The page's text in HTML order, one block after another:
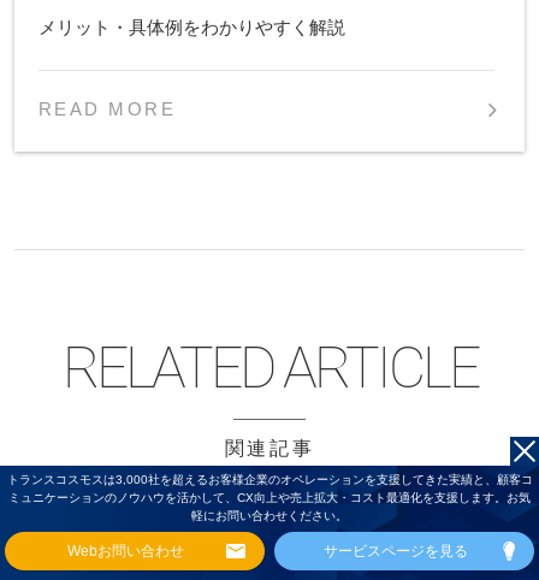
メリット・具体例をわかりやすく解説
READ MORE
関連記事
トランスコスモスは3,000社を超えるお客様企業のオペレーションを支援してきた実績と、顧客コ
ミュニケーションのノウハウを活かして、CX向上や売上拡大・コスト最適化を支援します。お気
軽にお問い合わせください。
Webお問い合わせ サービスページを見る